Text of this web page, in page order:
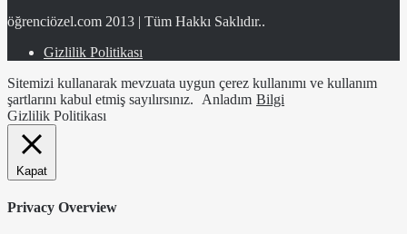
öğrenciözel.com 2013 | Tüm Hakkı Saklıdır..
Gizlilik Politikası
Sitemizi kullanarak mevzuata uygun çerez kullanımı ve kullanım
şartlarını kabul etmiş sayılırsınız.
Anladım Bilgi
Gizlilik Politikası
Kapat
Privacy Overview